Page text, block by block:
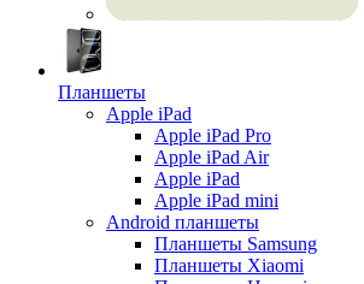
Планшеты
Apple iPad
Apple iPad Pro
Apple iPad Air
Apple iPad
Apple iPad mini
Android планшеты
Планшеты Samsung
Планшеты Xiaomi